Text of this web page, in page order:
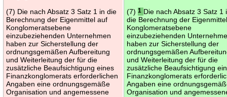
(7) Die nach Absatz 3 Satz 1 in die
Berechnung der Eigenmittel auf
Konglomeratsebene
einzubeziehenden Unternehmen
haben zur Sicherstellung der
ordnungsgemäßen Aufbereitung
und Weiterleitung der für die
zusätzliche Beaufsichtigung eines
Finanzkonglomerats erforderlichen
Angaben eine ordnungsgemäße
Organisation und angemessene
(7)1 Die nach Absatz 3 Satz 1
die Berechnung der
Konglomeratsebene
einzubeziehenden
haben zur Sicherstellung der
ordnungsgemäßen
und Weiterleitung der für die
zusätzliche Beaufsichtigung
Finanzkonglomerats
Angaben eine
Organisation und